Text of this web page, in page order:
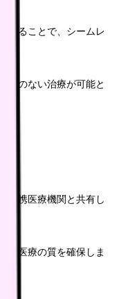
することで、シームレ
目のない治療が可能と
連携医療機関と共有し
な医療の質を確保しま